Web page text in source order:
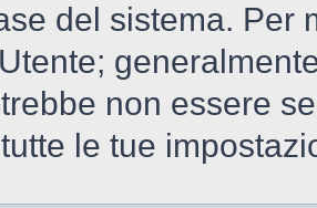
del sistema. Per
non essere
le tue